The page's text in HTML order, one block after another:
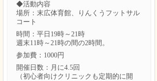
◆活動内容
場所：末広体育館、りんくうフットサル
コート
時間：平日19時～21時
週末11時～21時の間の2時間。
参加費：1000円
開催日数：月に4.5回
（初心者向けクリニックも定期的に開